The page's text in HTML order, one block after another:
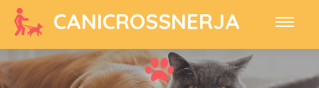
CANICROSSNERJA